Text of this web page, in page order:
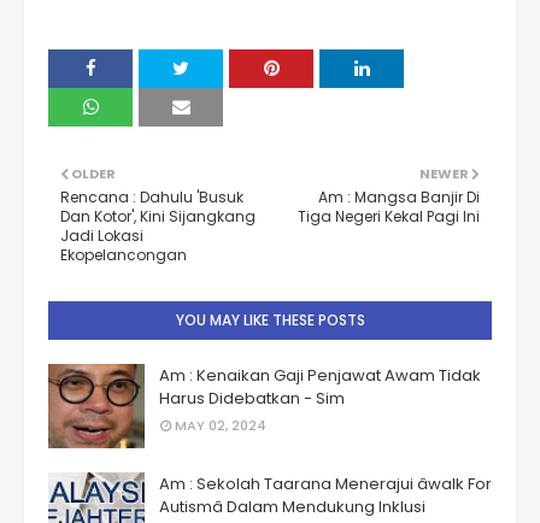
NEWER
Am : Mangsa Banjir Di
Tiga Negeri Kekal Pagi Ini
OLDER
Rencana : Dahulu 'Busuk
Dan Kotor', Kini Sijangkang
Jadi Lokasi
Ekopelancongan
YOU MAY LIKE THESE POSTS
Am : Kenaikan Gaji Penjawat Awam Tidak
Harus Didebatkan - Sim
MAY 02, 2024
Am : Sekolah Taarana Menerajui âwalk For
Autismâ Dalam Mendukung Inklusi